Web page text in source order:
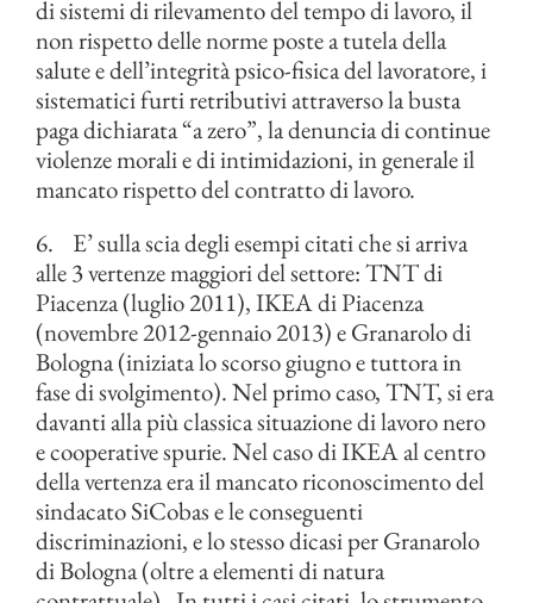
di sistemi di rilevamento del tempo di lavoro, il
non rispetto delle norme poste a tutela della
salute e dell’integrità psico-fisica del lavoratore, i
sistematici furti retributivi attraverso la busta
paga dichiarata “a zero”, la denuncia di continue
violenze morali e di intimidazioni, in generale il
mancato rispetto del contratto di lavoro.
6. E’ sulla scia degli esempi citati che si arriva
alle 3 vertenze maggiori del settore: TNT di
Piacenza (luglio 2011), IKEA di Piacenza
(novembre 2012-gennaio 2013) e Granarolo di
Bologna (iniziata lo scorso giugno e tuttora in
fase di svolgimento). Nel primo caso, TNT, si era
davanti alla più classica situazione di lavoro nero
e cooperative spurie. Nel caso di IKEA al centro
della vertenza era il mancato riconoscimento del
sindacato SiCobas e le conseguenti
discriminazioni, e lo stesso dicasi per Granarolo
di Bologna (oltre a elementi di natura